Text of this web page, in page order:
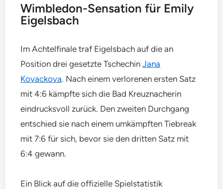
Wimbledon-Sensation für Emily
Eigelsbach
Im Achtelfinale traf Eigelsbach auf die an
Position drei gesetzte TschechinJana
Kovackova. Nach einem verlorenen ersten Satz
mit 4:6 kämpfte sich die Bad Kreuznacherin
eindrucksvoll zurück. Den zweiten Durchgang
entschied sie nach einem umkämpften Tiebreak
mit 7:6 für sich, bevor sie den dritten Satz mit
6:4 gewann.
Ein Blick auf die offizielle Spielstatistik